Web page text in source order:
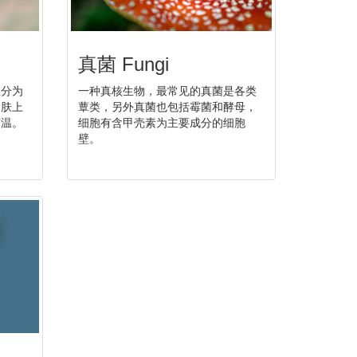
为
上
。
真菌 Fungi
一种真核生物，最常见的真菌是各类
蕈类，另外真菌也包括霉菌和酵母，
细胞有含甲壳素为主要成分的细胞
壁。